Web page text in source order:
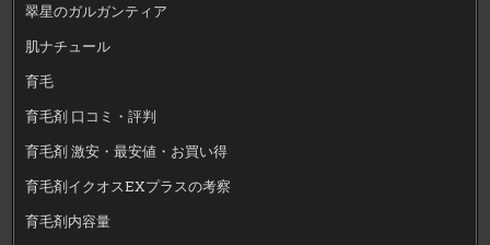
翠星のガルガンティア
肌ナチュール
育毛
育毛剤 口コミ・評判
育毛剤 激安・最安値・お買い得
育毛剤イクオスEXプラスの考察
育毛剤内容量